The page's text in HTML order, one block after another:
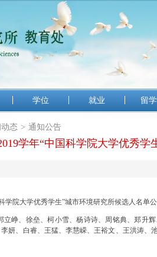
学位 就业 留
态 > 通知公告
学年“中国科学院大学优秀学
院大学优秀学生”城市环境研究所候选人名单公
、徐垒、柯小雪、杨诗诗、周铭典、郑升
妍、白睿、王猛、李慧嵘、王裕文、王洪涛、